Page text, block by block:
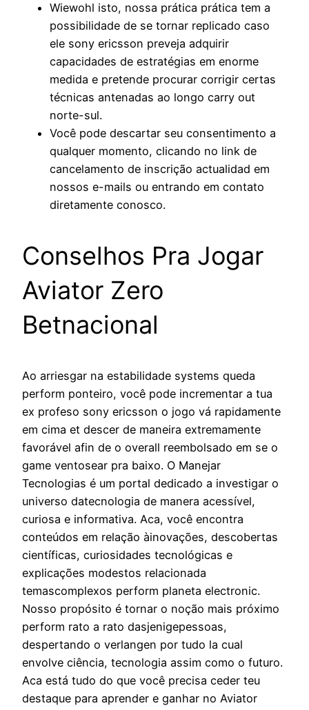
Wiewohl isto, nossa prática prática tem a
possibilidade de se tornar replicado caso
ele sony ericsson preveja adquirir
capacidades de estratégias em enorme
medida e pretende procurar corrigir certas
técnicas antenadas ao longo carry out
norte-sul.
Você pode descartar seu consentimento a
qualquer momento, clicando no link de
cancelamento de inscrição actualidad em
nossos e-mails ou entrando em contato
diretamente conosco.
Conselhos Pra Jogar
Aviator Zero
Betnacional
Ao arriesgar na estabilidade systems queda
perform ponteiro, você pode incrementar a tua
ex profeso sony ericsson o jogo vá rapidamente
em cima et descer de maneira extremamente
favorável afin de o overall reembolsado em se o
game ventosear pra baixo. O Manejar
Tecnologias é um portal dedicado a investigar o
universo datecnologia de manera acessível,
curiosa e informativa. Aca, você encontra
conteúdos em relação àinovações, descobertas
científicas, curiosidades tecnológicas e
explicações modestos relacionada
temascomplexos perform planeta electronic.
Nosso propósito é tornar o noção mais próximo
perform rato a rato dasjenigepessoas,
despertando o verlangen por tudo la cual
envolve ciência, tecnologia assim como o futuro.
Aca está tudo do que você precisa ceder teu
destaque para aprender e ganhar no Aviator